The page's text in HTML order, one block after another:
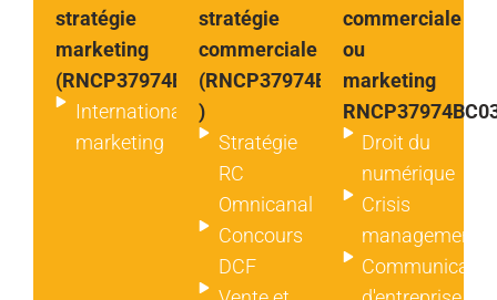
stratégie
marketing
(RNCP37974BC01)
International
marketing
stratégie
commerciale
(RNCP37974BC02
)
Stratégie
RC
Omnicanal
Concours
DCF
commerciale
ou
marketing
Droit du
numérique
Crisis
management